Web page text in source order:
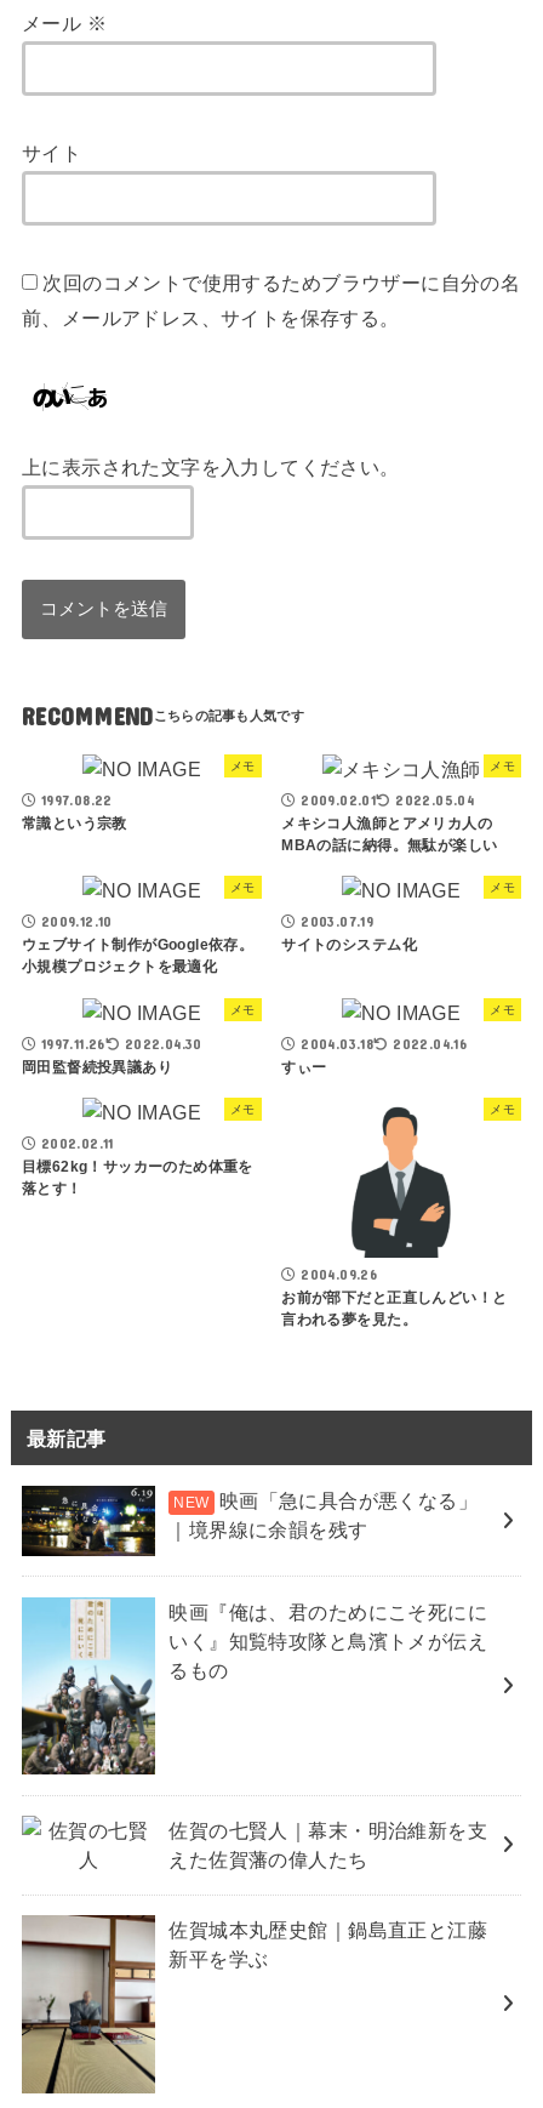
メール ※
サイト
次回のコメントで使用するためブラウザーに自分の名
前、メールアドレス、サイトを保存する。
上に表示された文字を入力してください。
RECOMMEND
メモ
1997.08.22
常識という宗教
メモ
2009.02.01 2022.05.04
メキシコ人漁師とアメリカ人の
MBAの話に納得。無駄が楽しい
メモ
2009.12.10
ウェブサイト制作がGoogle依存。
小規模プロジェクトを最適化
メモ
2003.07.19
サイトのシステム化
メモ
1997.11.26 2022.04.30
岡田監督続投異議あり
メモ
2004.03.18 2022.04.16
すぃー
メモ
2002.02.11
目標62kg！サッカーのため体重を
落とす！
メモ
2004.09.26
お前が部下だと正直しんどい！と
言われる夢を見た。
最新記事
映画「急に具合が悪くなる」
｜境界線に余韻を残す
映画『俺は、君のためにこそ死にに
いく』知覧特攻隊と鳥濱トメが伝え
るもの
佐賀の七賢人｜幕末・明治維新を支
えた佐賀藩の偉人たち
佐賀城本丸歴史館｜鍋島直正と江藤
新平を学ぶ